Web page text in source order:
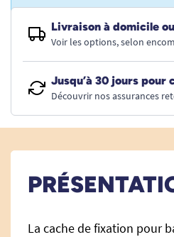
Livraison à domicile
Voir les options, selon
Jusqu’à 30 jours pour
Découvrir nos assurances
La cache de fixation pour